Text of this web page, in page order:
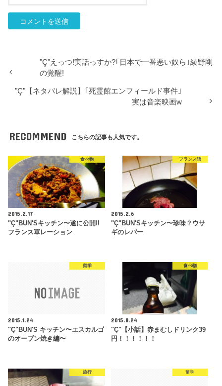
"Ç"えっつ!実話っすか?｢日本で一番悪い奴ら｣綾野剛
の覚醒!
"Ç"【ネタバレ解説】｢死霊館エンフィールド事件｣
実は音楽映画w
RECOMMEND こちらの記事も人気です。
食べ物
2015.2.17
"Ç"BUN'Sキッチン〜遂に公開‼︎
フランス軍レーション
フランス語
2015.2.6
"Ç"BUN'Sキッチン〜珍味？ウサ
ギのレバー
留学
2015.1.24
"Ç"BUN'S キッチン〜エスカルゴ
のオーブン焼き編〜
食べ物
2015.8.24
"Ç"【小話】赤まむしドリンク39
円！！！！！！
旅行 留学